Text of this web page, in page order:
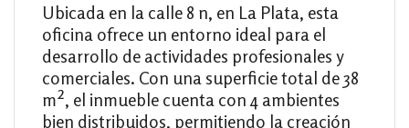
Ubicada en la calle 8 n, en La Plata, esta
oficina ofrece un entorno ideal para el
desarrollo de actividades profesionales y
comerciales. Con una superficie total de 38
m², el inmueble cuenta con 4 ambientes
bien distribuidos, permitiendo la creación